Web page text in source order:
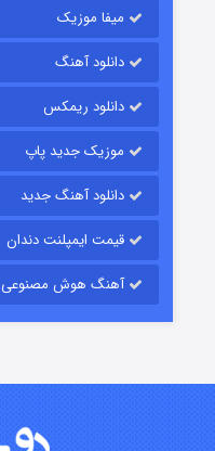
قسمت
قسمت۷ (زیرنویس)
میفا موزیک
دانلود آهنگ
دانلود ریمکس
موزیک جدید پاپ
دانلود آهنگ جدید
قیمت ایمپلنت دندان
آهنگ هوش مصنوعی